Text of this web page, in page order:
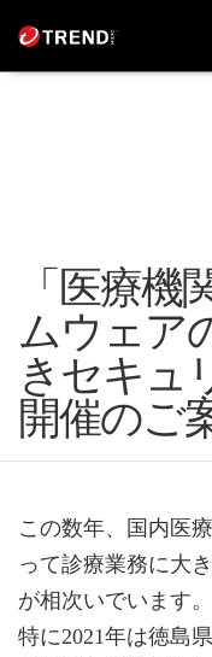
「医療
ムウェア
きセキュ
開催のご
この数年、国内医
って診療業務に大
が相次いでいます。
特に2021年は徳島